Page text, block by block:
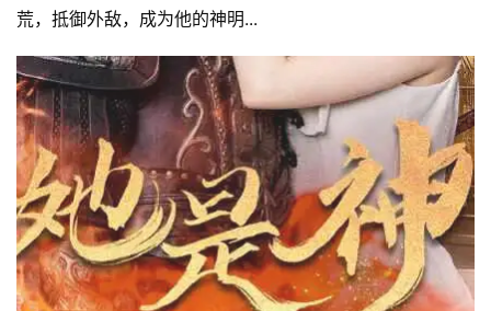
首
页
📖
墨
荒，抵御外敌，成为他的神明...